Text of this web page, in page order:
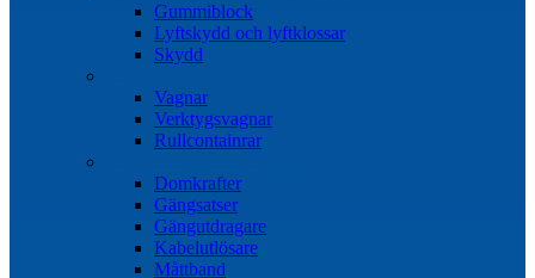
Gummiblock
Lyftskydd och lyftklossar
Skydd
Vagnar
Verktygsvagnar
Rullcontainrar
Domkrafter
Gängsatser
Gängutdragare
Kabelutlösare
Måttband